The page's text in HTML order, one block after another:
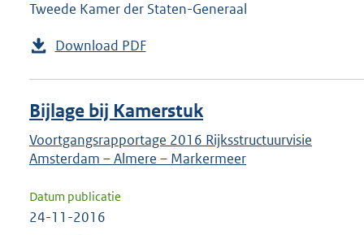
Tweede Kamer der Staten-Generaal
Download PDF
Bijlage bij Kamerstuk
Voortgangsrapportage 2016 Rijksstructuurvisie
Amsterdam – Almere – Markermeer
Datum publicatie
24-11-2016